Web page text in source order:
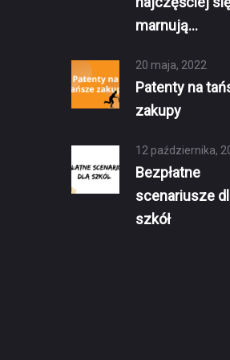
marnują…
20 maja, 2022
Patenty na
zakupy
12 października,
Bezpłatne
scenariusze
szkół